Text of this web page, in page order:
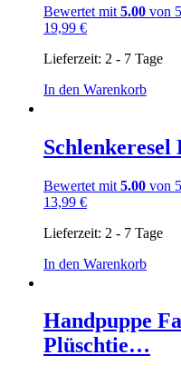
Bewertet mit 5.00 von 5
19,99 €
Lieferzeit: 2 - 7 Tage
In den Warenkorb
Bewertet mit 5.00 von 5
13,99 €
Lieferzeit: 2 - 7 Tage
In den Warenkorb
Handpuppe
Plüschtie…